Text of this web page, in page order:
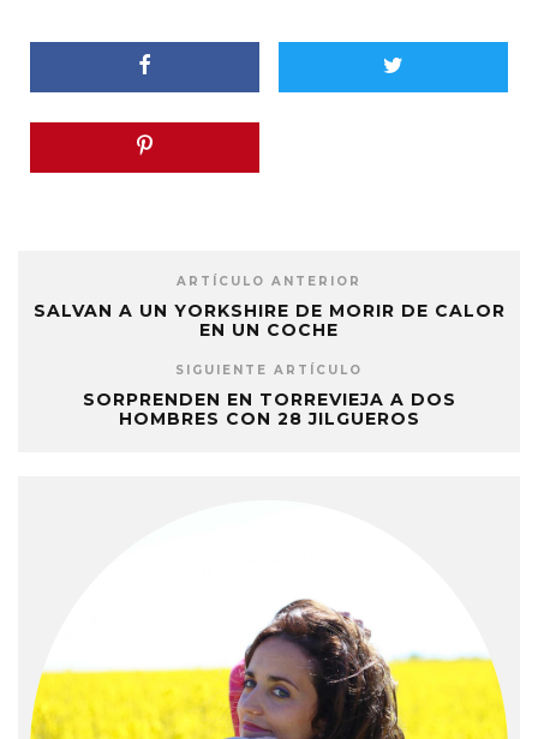
ARTÍCULO ANTERIOR
SALVAN A UN YORKSHIRE DE MORIR DE CALOR
EN UN COCHE
SIGUIENTE ARTÍCULO
SORPRENDEN EN TORREVIEJA A DOS
HOMBRES CON 28 JILGUEROS